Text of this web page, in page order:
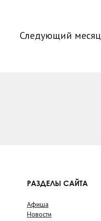
Следующий месяц
РАЗДЕЛЫ САЙТА
Афиша
Новости